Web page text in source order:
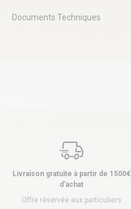
Documents Techniques
Livraison gratuite à partir de 1500€
d’achat
Offre réservée aux particuliers